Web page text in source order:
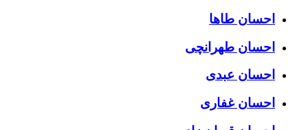
احسان طاها
احسان طهرانچی
احسان عبدی
احسان غفاری